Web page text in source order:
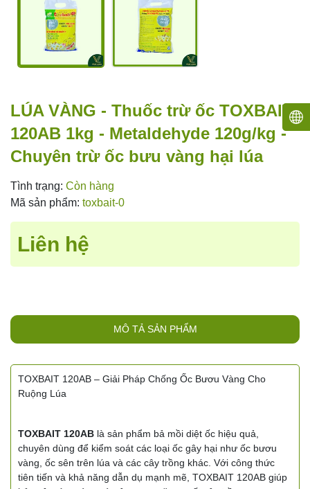
LÚA VÀNG - Thuốc trừ ốc TOXBAIT
120AB 1kg - Metaldehyde 120g/kg -
Chuyên trừ ốc bưu vàng hại lúa
Tình trạng: Còn hàng
Mã sản phẩm: toxbait-0
Liên hệ
MÔ TẢ SẢN PHẨM
TOXBAIT 120AB – Giải Pháp Chống Ốc Bươu Vàng Cho
Ruộng Lúa
TOXBAIT 120AB là sản phẩm bả mồi diệt ốc hiệu quả,
chuyên dùng để kiểm soát các loại ốc gây hại như ốc bươu
vàng, ốc sên trên lúa và các cây trồng khác. Với công thức
tiên tiến và khả năng dẫn dụ mạnh mẽ, TOXBAIT 120AB giúp